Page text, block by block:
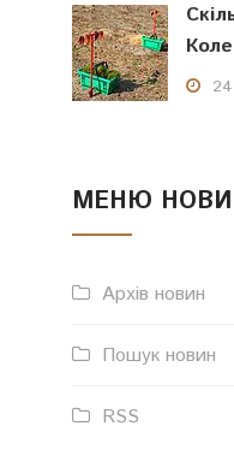
МЕНЮ
Архів новин
Пошук новин
RSS